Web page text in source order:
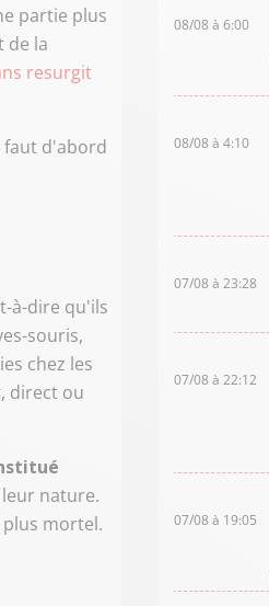
partie plus
de la
resurgit
faut d'abord
à-dire qu'ils
souris,
chez les
direct ou
nature.
mortel.
08/08 à 6:00
08/08 à 4:10
07/08 à 23:28
07/08 à 22:12
07/08 à 19:05